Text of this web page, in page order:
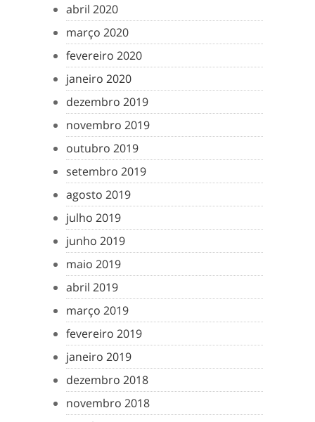
abril 2020
março 2020
fevereiro 2020
janeiro 2020
dezembro 2019
novembro 2019
outubro 2019
setembro 2019
agosto 2019
julho 2019
junho 2019
maio 2019
abril 2019
março 2019
fevereiro 2019
janeiro 2019
dezembro 2018
novembro 2018